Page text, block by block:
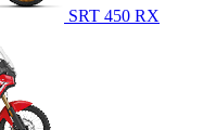
SRT 450 RX